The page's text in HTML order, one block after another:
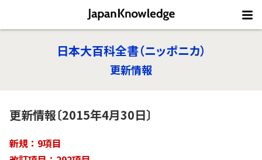
日本大百科全書（ニッポニカ）
更新情報
更新情報〔2015年4月30日〕
新規：9項目